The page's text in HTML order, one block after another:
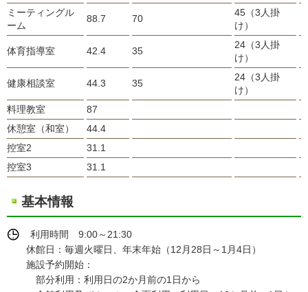
ミーティングル
ーム
88.7 70
45（3人掛
け）
体育指導室 42.4 35
24（3人掛
け）
健康相談室 44.3 35
24（3人掛
け）
料理教室
87
休憩室（和室）
44.4
控室2
31.1
控室3
31.1
基本情報
利用時間 9:00～21:30
休館日：毎週火曜日、年末年始（12月28日～1月4日）
施設予約開始：
部分利用：利用日の2か月前の1日から